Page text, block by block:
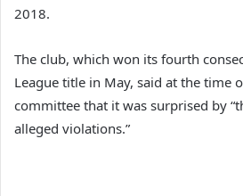
2018.
The club, which won its fourth
League title in May, said at the time
committee that it was surprised by
alleged violations.”